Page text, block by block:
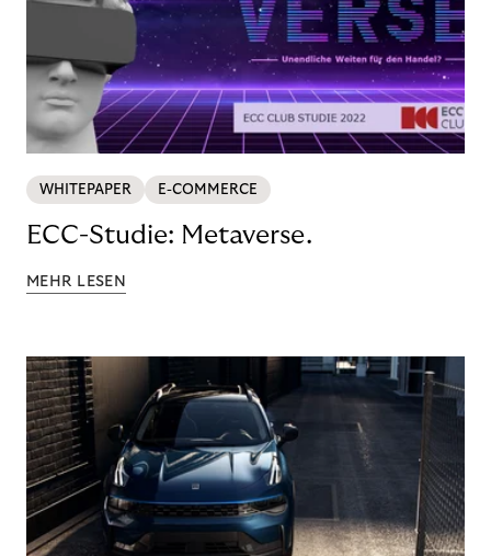
WHITEPAPER E-COMMERCE
ECC-Studie: Metaverse.
MEHR LESEN